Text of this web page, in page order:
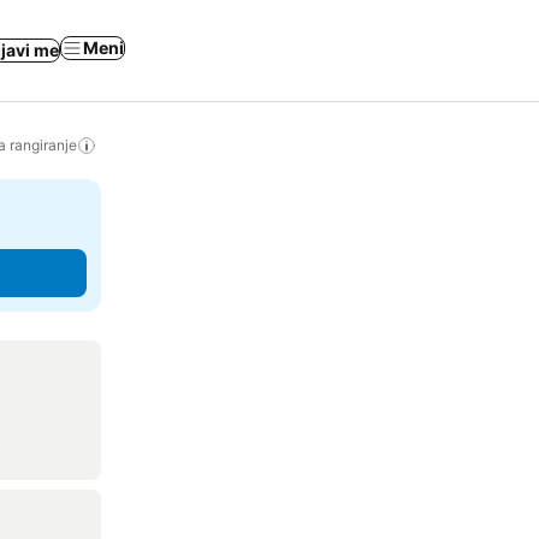
me Meni
rangiranje